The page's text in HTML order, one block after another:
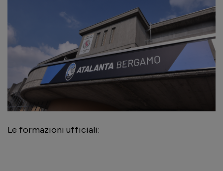
Le formazioni ufficiali: